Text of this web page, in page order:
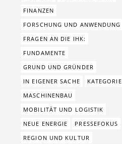
FINANZEN
FORSCHUNG UND ANWENDUNG
FRAGEN AN DIE IHK:
FUNDAMENTE
GRUND UND GRÜNDER
IN EIGENER SACHE
KATEGORIE
MASCHINENBAU
MOBILITÄT UND LOGISTIK
NEUE ENERGIE
PRESSEFOKUS
REGION UND KULTUR